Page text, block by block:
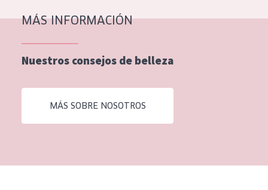
Piel normal y seca
Piel mixata o grasa
Piel madura
Piel expuesta al sol
Piel menopáusica
Todas las edades
MÁS INFORMACIÓN
Nuestros consejos de belleza
MÁS SOBRE NOSOTROS